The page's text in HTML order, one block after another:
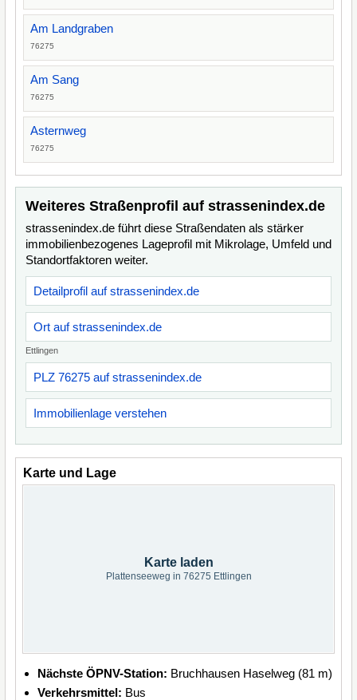
Am Landgraben
76275
Am Sang
76275
Asternweg
76275
Weiteres Straßenprofil auf strassenindex.de
strassenindex.de führt diese Straßendaten als stärker
immobilienbezogenes Lageprofil mit Mikrolage, Umfeld und
Standortfaktoren weiter.
Detailprofil auf strassenindex.de
Ort auf strassenindex.de
Ettlingen
PLZ 76275 auf strassenindex.de
Immobilienlage verstehen
Karte und Lage
Karte laden
Plattenseeweg in 76275 Ettlingen
Nächste ÖPNV-Station: Bruchhausen Haselweg (81 m)
Verkehrsmittel: Bus